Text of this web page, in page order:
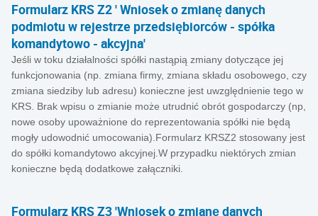
Formularz KRS Z2 ' Wniosek o zmianę danych
podmiotu w rejestrze przedsiębiorców - spółka
komandytowo - akcyjna'
Jeśli w toku działalności spółki nastąpią zmiany dotyczące jej
funkcjonowania (np. zmiana firmy, zmiana składu osobowego, czy
zmiana siedziby lub adresu) konieczne jest uwzględnienie tego w
KRS. Brak wpisu o zmianie może utrudnić obrót gospodarczy (np,
nowe osoby upoważnione do reprezentowania spółki nie będą
mogły udowodnić umocowania).Formularz KRSZ2 stosowany jest
do spółki komandytowo akcyjnej.W przypadku niektórych zmian
konieczne będą dodatkowe załączniki.
Formularz KRS Z3 'Wniosek o zmianę danych